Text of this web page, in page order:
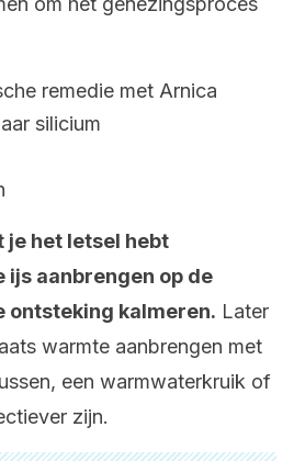
remedie met Arnica
silicium
je het letsel hebt
ijs aanbrengen op de
ontsteking kalmeren. Later
warmte aanbrengen met
een warmwaterkruik of
zijn.